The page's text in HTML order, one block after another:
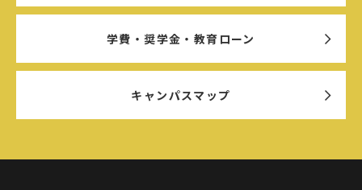
学費・奨学金・教育ローン
キャンパスマップ